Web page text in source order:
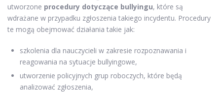
utworzone procedury dotyczące bullyingu, które są
wdrażane w przypadku zgłoszenia takiego incydentu. Procedury
te mogą obejmować działania takie jak:
szkolenia dla nauczycieli w zakresie rozpoznawania i
reagowania na sytuacje bullyingowe,
utworzenie policyjnych grup roboczych, które będą
analizować zgłoszenia,